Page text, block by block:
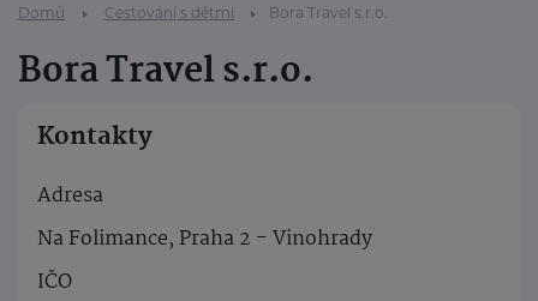
Domů Cestování s dětmi Bora Travel s.r.o.
Bora Travel s.r.o.
Kontakty
Adresa
Na Folimance, Praha 2 - Vinohrady
IČO